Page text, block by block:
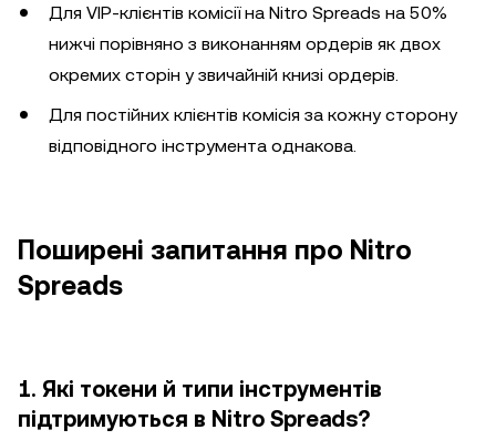
Для VIP-клієнтів комісії на Nitro Spreads на 50%
нижчі порівняно з виконанням ордерів як двох
окремих сторін у звичайній книзі ордерів.
Для постійних клієнтів комісія за кожну сторону
відповідного інструмента однакова.
Поширені запитання про Nitro
Spreads
1. Які токени й типи інструментів
підтримуються в Nitro Spreads?